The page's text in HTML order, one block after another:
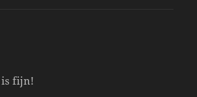
is fijn!